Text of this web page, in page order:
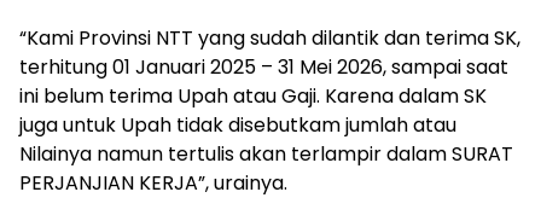
“Kami Provinsi NTT yang sudah dilantik dan terima SK,
terhitung 01 Januari 2025 – 31 Mei 2026, sampai saat
ini belum terima Upah atau Gaji. Karena dalam SK
juga untuk Upah tidak disebutkam jumlah atau
Nilainya namun tertulis akan terlampir dalam SURAT
PERJANJIAN KERJA”, urainya.